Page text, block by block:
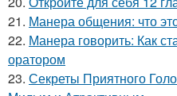
21. Манера общения: что
22. Манера говорить: Как
оратором
23. Секреты Приятного